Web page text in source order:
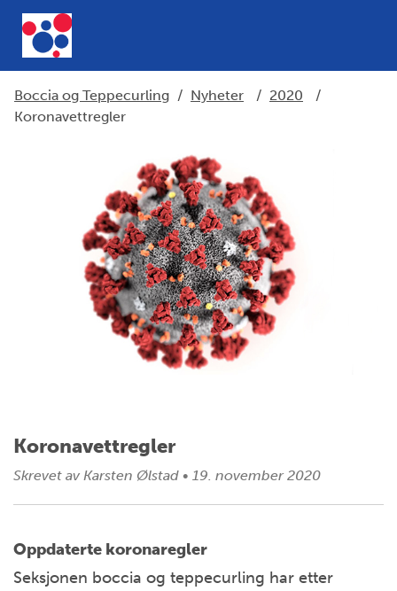
Boccia og Teppecurling / Nyheter / 2020
/
Koronavettregler
Koronavettregler
Skrevet av Karsten Ølstad • 19. november 2020
Oppdaterte koronaregler
Seksjonen boccia og teppecurling har etter